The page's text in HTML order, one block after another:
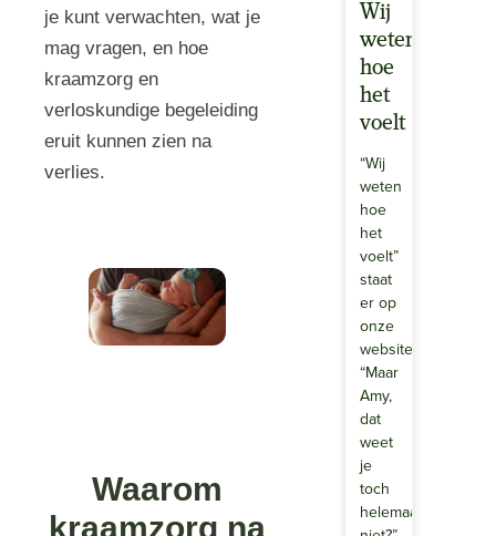
je kunt verwachten, wat je
mag vragen, en hoe
kraamzorg en
verloskundige begeleiding
eruit kunnen zien na
verlies.
Waarom
kraamzorg na
Wij
weten
hoe
het
voelt
“Wij
weten
hoe
het
voelt”
staat
er op
onze
website.
“Maar
Amy,
dat
weet
je
toch
helemaal